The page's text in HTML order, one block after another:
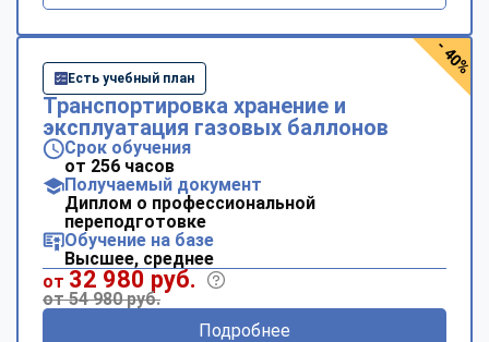
Есть учебный план
Транспортировка хранение и
эксплуатация газовых баллонов
Срок обучения
от 256 часов
Получаемый документ
Диплом о профессиональной
переподготовке
Обучение на базе
Высшее, среднее
от 32 980 руб.
от 54 980 руб.
Подробнее
- 40%